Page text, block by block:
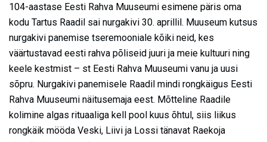
104-aastase Eesti Rahva Muuseumi esimene päris oma
kodu Tartus Raadil sai nurgakivi 30. aprillil. Muuseum kutsus
nurgakivi panemise tseremooniale kõiki neid, kes
väärtustavad eesti rahva põliseid juuri ja meie kultuuri ning
keele kestmist – st Eesti Rahva Muuseumi vanu ja uusi
sõpru. Nurgakivi panemisele Raadil mindi rongkäigus Eesti
Rahva Muuseumi näitusemaja eest. Mõtteline Raadile
kolimine algas rituaaliga kell pool kuus õhtul, siis liikus
rongkäik mööda Veski, Liivi ja Lossi tänavat Raekoja